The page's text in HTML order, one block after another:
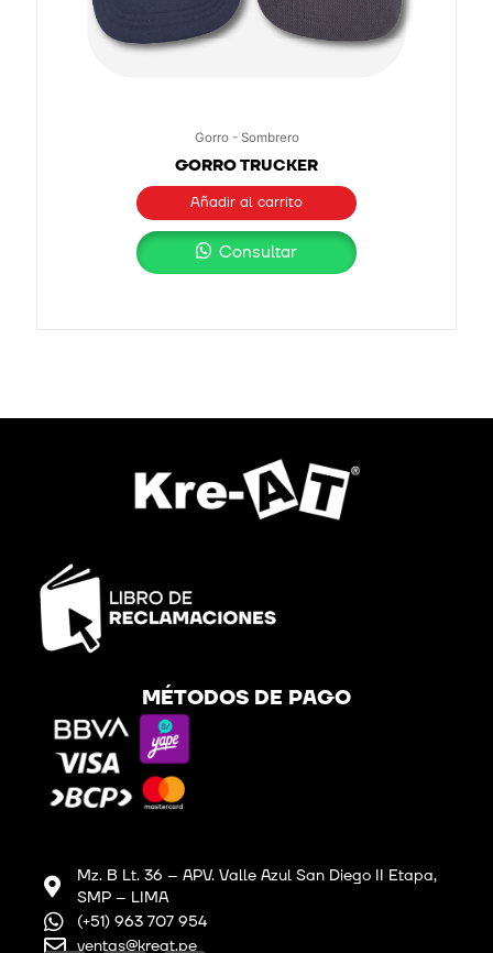
Gorro - Sombrero
GORRO TRUCKER
Añadir al carrito
Consultar
MÉTODOS DE PAGO
Mz. B Lt. 36 – APV. Valle Azul San Diego II Etapa,
SMP – LIMA
(+51) 963 707 954
ventas@kreat.pe